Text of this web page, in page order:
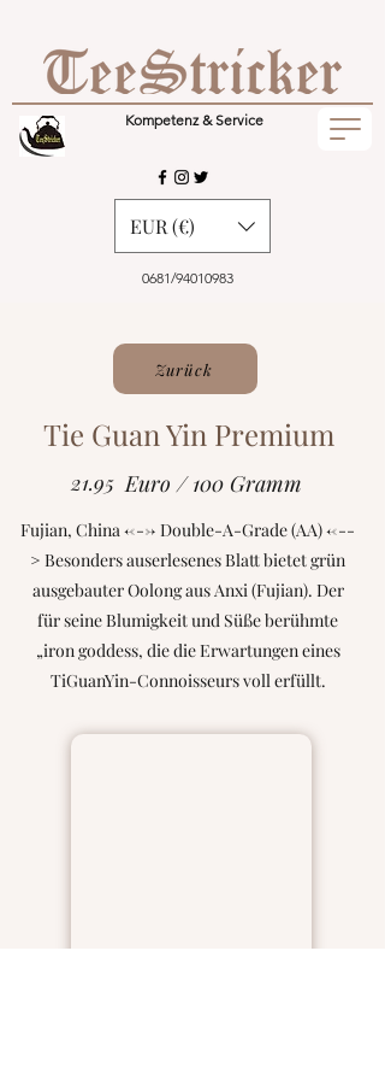
Kompetenz & Service
0681/94010983
EUR (€)
Zurück
Tie Guan Yin Premium
21.95 Euro / 100 Gramm
Fujian, China <---> Double-A-Grade (AA) <---
> Besonders auserlesenes Blatt bietet grün
ausgebauter Oolong aus Anxi (Fujian). Der
für seine Blumigkeit und Süße berühmte
„iron goddess, die die Erwartungen eines
TiGuanYin-Connoisseurs voll erfüllt.